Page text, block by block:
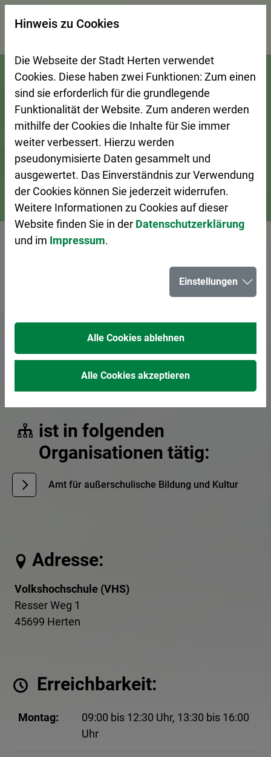
Zur Startseite (Schnelltaste 0)
Zum Seitenanfang springen (Schnelltaste A)
Zur Navigation/Menü springen (Schnelltaste M)
Zur Suche springen (Schnelltaste 8)
Zum Inhalt springen (Schnelltaste I)
Zum Fußbereich springen (Schnelltaste Z)
Bürgerservice Ansprechpersonen A–Z
Vorlesen
02366 303-557
Sachbearbeitung
ist in folgenden
Organisationen tätig:
Amt für außerschulische Bildung und Kultur
Adresse:
Volkshochschule (VHS)
Resser Weg 1
45699 Herten
Erreichbarkeit:
Montag:
09:00 bis 12:30 Uhr, 13:30 bis 16:00
Uhr
Suchseite mit Schnellsuche
Hinweis zu Cookies
Die Webseite der Stadt Herten verwendet
Cookies. Diese haben zwei Funktionen: Zum einen
sind sie erforderlich für die grundlegende
Funktionalität der Website. Zum anderen werden
mithilfe der Cookies die Inhalte für Sie immer
weiter verbessert. Hierzu werden
pseudonymisierte Daten gesammelt und
ausgewertet. Das Einverständnis zur Verwendung
der Cookies können Sie jederzeit widerrufen.
Weitere Informationen zu Cookies auf dieser
Website finden Sie in der Datenschutzerklärung
und im Impressum.
Einstellungen
Alle Cookies ablehnen
Alle Cookies akzeptieren